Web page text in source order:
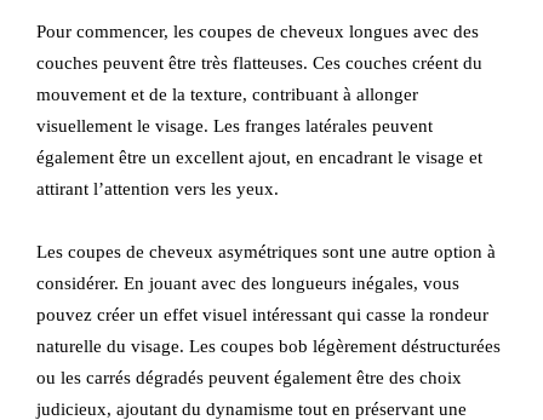
Pour commencer, les coupes de cheveux longues avec des
couches peuvent être très flatteuses. Ces couches créent du
mouvement et de la texture, contribuant à allonger
visuellement le visage. Les franges latérales peuvent
également être un excellent ajout, en encadrant le visage et
attirant l’attention vers les yeux.
Les coupes de cheveux asymétriques sont une autre option à
considérer. En jouant avec des longueurs inégales, vous
pouvez créer un effet visuel intéressant qui casse la rondeur
naturelle du visage. Les coupes bob légèrement déstructurées
ou les carrés dégradés peuvent également être des choix
judicieux, ajoutant du dynamisme tout en préservant une